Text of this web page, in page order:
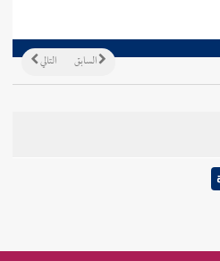
التالي السابق